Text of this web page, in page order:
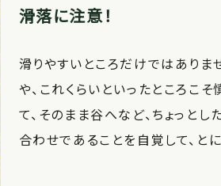
滑落に注意！
滑りやすいところだけではありま
や、これくらいといったところこ
て、そのまま谷へなど、ちょっと
合わせであることを自覚して、と